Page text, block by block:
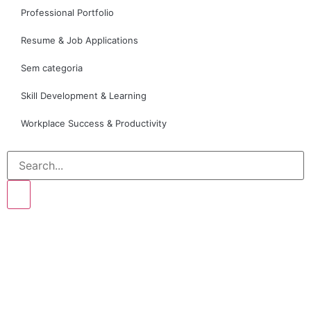
Professional Portfolio
Resume & Job Applications
Sem categoria
Skill Development & Learning
Workplace Success & Productivity